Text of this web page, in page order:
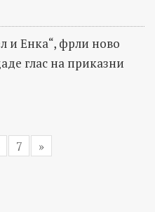
и Енка“, фрли ново
глас на приказни
7 »